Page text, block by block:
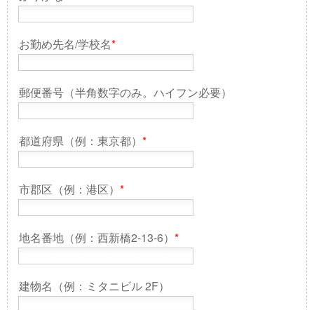
お勤め先名/学校名*
郵便番号（半角数字のみ。ハイフン必要）
都道府県（例：東京都） *
市郡区（例：港区） *
地名番地（例：西新橋2-13-6） *
建物名（例：ミタニビル 2F）